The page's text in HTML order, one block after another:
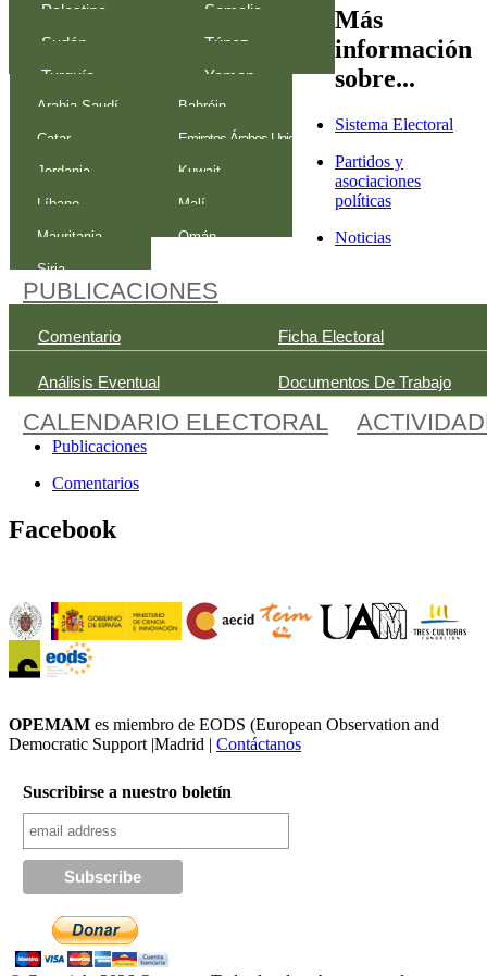
Palestina
Somalia
Sudán
Túnez
Turquía
Yemen
Arabia Saudí
Bahréin
Catar
Emiratos Árabes Unidos
Jordania
Kuwait
Líbano
Malí
Mauritania
Omán
Siria
PUBLICACIONES
Comentario Ficha Electoral
Análisis Eventual Documentos De Trabajo
CALENDARIO ELECTORAL
Más
información
sobre...
Sistema Electoral
Partidos y
asociaciones
políticas
Noticias
Publicaciones
Comentarios
Facebook
OPEMAM es miembro de EODS (European Observation and
Democratic Support |Madrid | Contáctanos
Suscribirse a nuestro boletín